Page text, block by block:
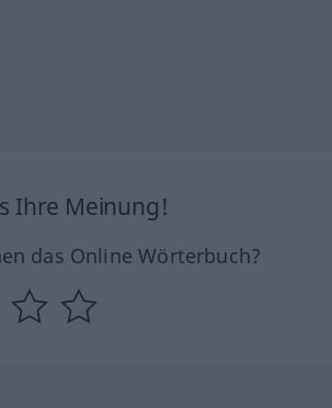
Ihre Meinung!
das Online Wörterbuch?